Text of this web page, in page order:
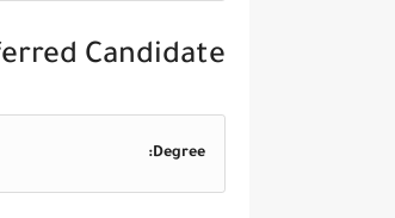
Candidate
Degree: